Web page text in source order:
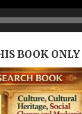
BOOK